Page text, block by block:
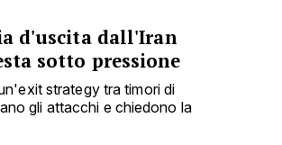
d'uscita dall'Iran
sotto pressione
strategy tra timori di
gli attacchi e chiedono la